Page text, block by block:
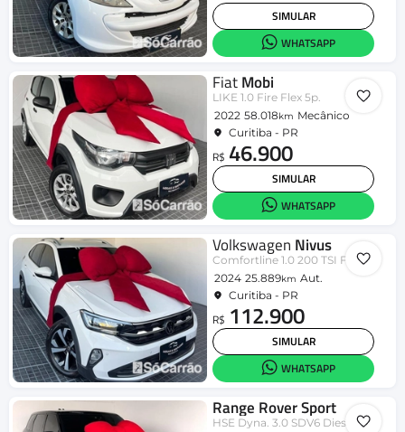
SIMULAR
WHATSAPP
FiatMobi
LIKE 1.0 Fire Flex 5p.
2022 58.018km Mecânico
Curitiba - PR
R$ 46.900
SIMULAR
WHATSAPP
Volkswagen Nivus
Comfortline 1.0 200 TSI Flex Aut.
2024 25.889km Aut.
Curitiba - PR
R$ 112.900
SIMULAR
WHATSAPP
Range Rover Sport
HSE Dyna. 3.0 SDV6 Dies.